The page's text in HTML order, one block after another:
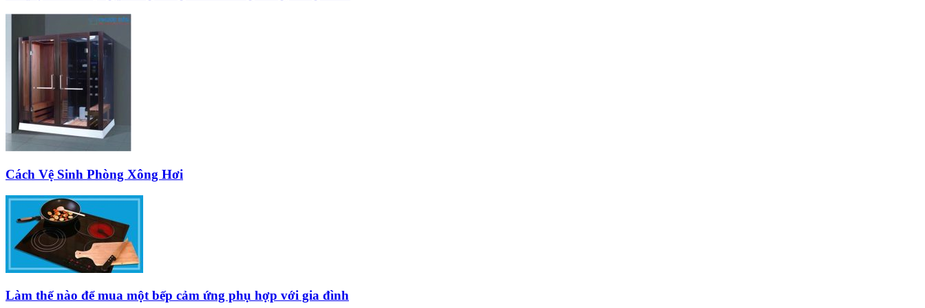
Cách Vệ Sinh Phòng Xông Hơi
Làm thế nào để mua một bếp cảm ứng phụ hợp với gia đình